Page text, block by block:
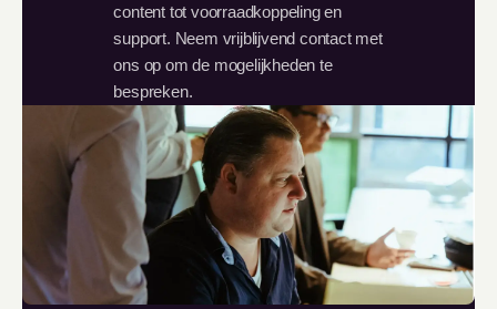
content tot voorraadkoppeling en
support. Neem vrijblijvend contact met
ons op om de mogelijkheden te
bespreken.